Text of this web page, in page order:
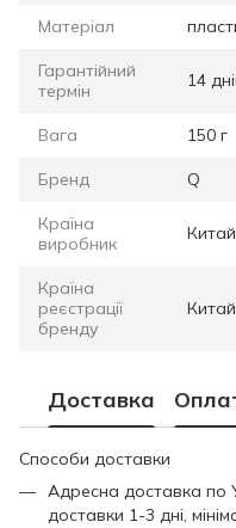
Матеріал
Гарантійний
термін
14
Вага 150 г
Бренд Q
Країна
виробник
Китай
Країна
реєстрації
бренду
Китай
Доставка
Способи доставки
Адресна доставка по
доставки 1-3 дні,